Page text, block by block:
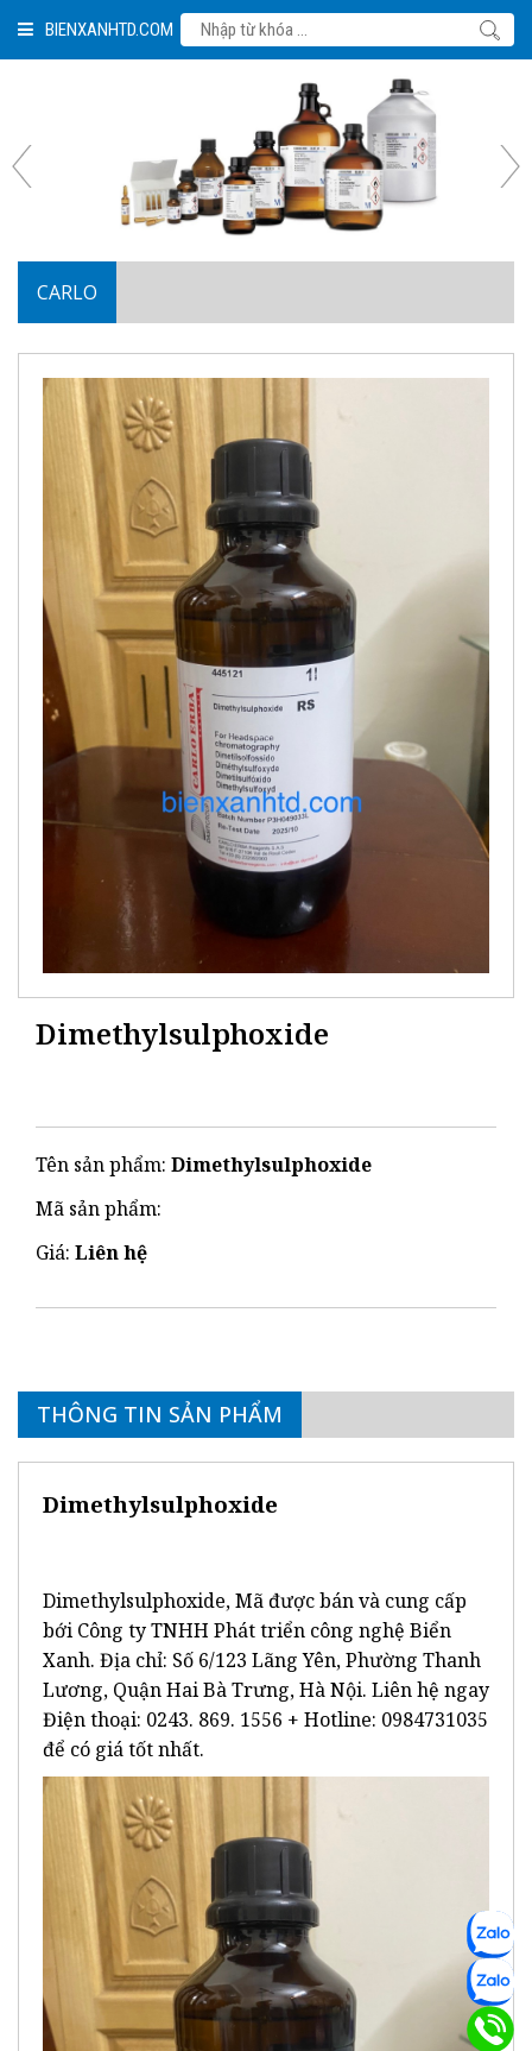
BIENXANHTD.COM
CARLO
Dimethylsulphoxide
Tên sản phẩm: Dimethylsulphoxide
Mã sản phẩm:
Giá: Liên hệ
THÔNG TIN SẢN PHẨM
Dimethylsulphoxide
Dimethylsulphoxide, Mã được bán và cung cấp
bới Công ty TNHH Phát triển công nghệ Biển
Xanh. Địa chỉ: Số 6/123 Lãng Yên, Phường Thanh
Lương, Quận Hai Bà Trưng, Hà Nội. Liên hệ ngay
Điện thoại: 0243. 869. 1556 + Hotline: 0984731035
để có giá tốt nhất.